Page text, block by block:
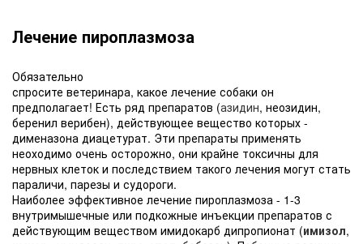
Лечение пироплазмоза
Обязательно
спросите ветеринара, какое лечение собаки он
предполагает! Есть ряд препаратов (азидин, неозидин,
беренил верибен), действующее вещество которых -
дименазона диацетурат. Эти препараты применять
неоходимо очень осторожно, они крайне токсичны для
нервных клеток и последствием такого лечения могут стать
параличи, парезы и судороги.
Наиболее эффективное лечение пироплазмоза - 1-3
внутримышечные или подкожные инъекции препаратов с
действующим веществом имидокарб дипропионат (имизол,